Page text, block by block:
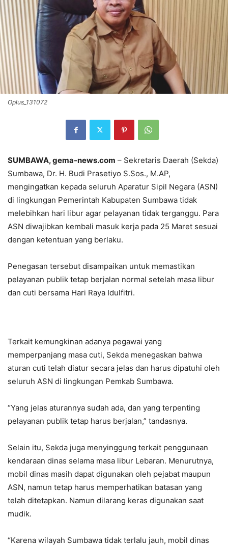
Oplus_131072
SUMBAWA, gema-news.com – Sekretaris Daerah (Sekda)
Sumbawa, Dr. H. Budi Prasetiyo S.Sos., M.AP,
mengingatkan kepada seluruh Aparatur Sipil Negara (ASN)
di lingkungan Pemerintah Kabupaten Sumbawa tidak
melebihkan hari libur agar pelayanan tidak terganggu. Para
ASN diwajibkan kembali masuk kerja pada 25 Maret sesuai
dengan ketentuan yang berlaku.
Penegasan tersebut disampaikan untuk memastikan
pelayanan publik tetap berjalan normal setelah masa libur
dan cuti bersama Hari Raya Idulfitri.
Terkait kemungkinan adanya pegawai yang
memperpanjang masa cuti, Sekda menegaskan bahwa
aturan cuti telah diatur secara jelas dan harus dipatuhi oleh
seluruh ASN di lingkungan Pemkab Sumbawa.
“Yang jelas aturannya sudah ada, dan yang terpenting
pelayanan publik tetap harus berjalan,” tandasnya.
Selain itu, Sekda juga menyinggung terkait penggunaan
kendaraan dinas selama masa libur Lebaran. Menurutnya,
mobil dinas masih dapat digunakan oleh pejabat maupun
ASN, namun tetap harus memperhatikan batasan yang
telah ditetapkan. Namun dilarang keras digunakan saat
mudik.
“Karena wilayah Sumbawa tidak terlalu jauh, mobil dinas